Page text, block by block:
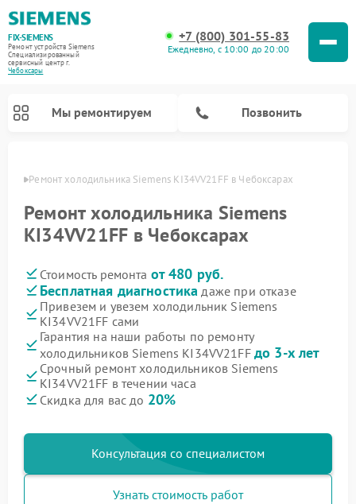
FIX-SIEMENS
Ремонт устройств Siemens
Специализированный
cервисный центр г.
Чебоксары
+7 (800) 301-55-83
Ежедневно, с 10:00 до 20:00
Мы ремонтируем Позвонить
Ремонт холодильника Siemens KI34VV21FF в Чебоксарах
Ремонт холодильника Siemens
KI34VV21FF в Чебоксарах
Стоимость ремонта от 480 руб.
Бесплатная диагностика даже при отказе
Привезем и увезем холодильник Siemens
KI34VV21FF сами
Гарантия на наши работы по ремонту
холодильников Siemens KI34VV21FF до 3-х лет
Срочный ремонт холодильников Siemens
KI34VV21FF в течении часа
Скидка для вас до 20%
Консультация со специалистом
Узнать стоимость работ